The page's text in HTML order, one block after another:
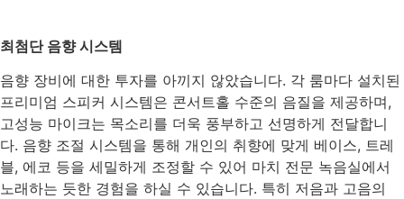
최첨단 음향 시스템
음향 장비에 대한 투자를 아끼지 않았습니다. 각 룸마다 설치된
프리미엄 스피커 시스템은 콘서트홀 수준의 음질을 제공하며,
고성능 마이크는 목소리를 더욱 풍부하고 선명하게 전달합니
다. 음향 조절 시스템을 통해 개인의 취향에 맞게 베이스, 트레
블, 에코 등을 세밀하게 조정할 수 있어 마치 전문 녹음실에서
노래하는 듯한 경험을 하실 수 있습니다. 특히 저음과 고음의